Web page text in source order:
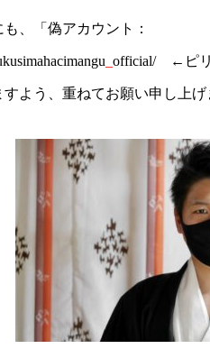
、「偽アカウント：
official/ ←ピリ
よう、重ねてお願い申し上げ